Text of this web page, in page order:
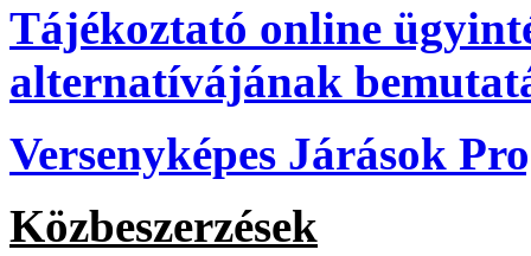
Tájékoztató online
alternatívájának
Versenyképes Járások
Közbeszerzések